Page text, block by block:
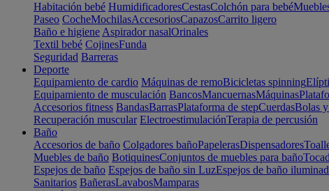
Habitación bebé HumidificadoresCestasColchón para bebé
Paseo CocheMochilasAccesoriosCapazosCarrito ligero
Baño e higiene Aspirador nasalOrinales
Textil bebé CojinesFunda
Seguridad Barreras
Deporte
Equipamiento de cardio Máquinas de remoBicicletas spinning
Equipamiento de musculación BancosMancuernasMáquinas
Accesorios fitness BandasBarrasPlataforma de stepCuerdasBolas
Recuperación muscular ElectroestimulaciónTerapia de percusión
Baño
Accesorios de baño Colgadores bañoPapelerasDispensadores
Muebles de baño BotiquinesConjuntos de muebles para baño
Espejos de baño Espejos de baño sin LuzEspejos de baño
Sanitarios BañerasLavabosMamparas